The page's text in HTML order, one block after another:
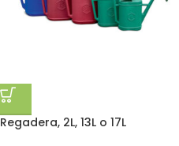
Regadera, 2L, 13L o 17L